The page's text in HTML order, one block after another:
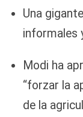
Una
informales
Modi ha
“forzar la
de la